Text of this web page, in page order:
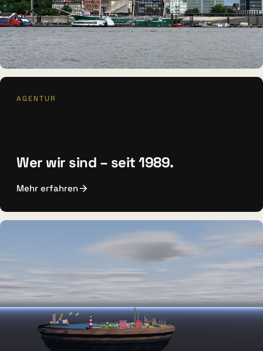
Rickmer Rickmers
AGENTUR
Wer wir sind – seit 1989.
Mehr erfahren